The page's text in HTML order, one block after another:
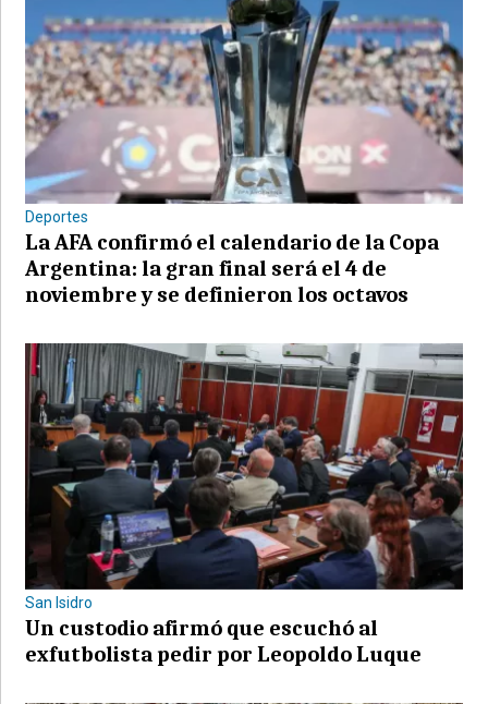
Deportes
La AFA confirmó el calendario de la Copa
Argentina: la gran final será el 4 de
noviembre y se definieron los octavos
San Isidro
Un custodio afirmó que escuchó al
exfutbolista pedir por Leopoldo Luque